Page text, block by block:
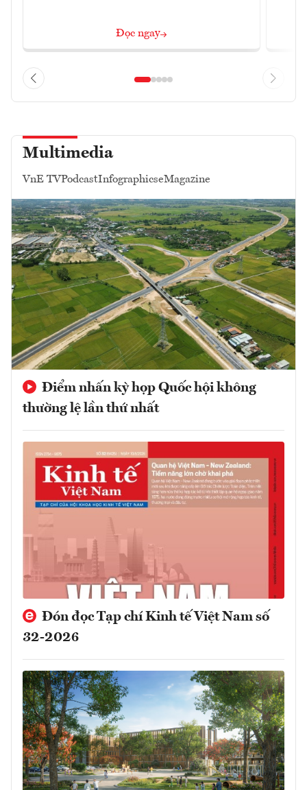
Đọc ngay
Multimedia
VnE TVPodcastInfographicseMagazine
Điểm nhấn kỳ họp Quốc hội không
thường lệ lần thứ nhất
Đón đọc Tạp chí Kinh tế Việt Nam số
32-2026